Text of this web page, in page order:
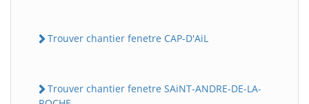
Trouver chantier fenetre CAP-D'AiL
Trouver chantier fenetre SAiNT-ANDRE-DE-LA-